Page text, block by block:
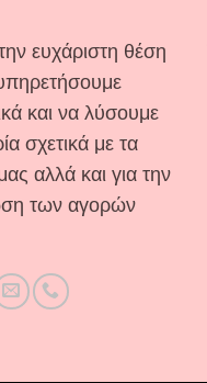
ευχάριστη θέση
και να λύσουμε
σχετικά με τα
αλλά και για την
των αγορών